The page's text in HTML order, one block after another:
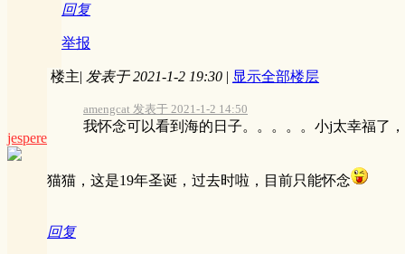
回复
举报
jespere
楼主| 发表于 2021-1-2 19:30 | 显示全部楼层
amengcat 发表于 2021-1-2 14:50
我怀念可以看到海的日子。。。。。小j太幸福了
猫猫，这是19年圣诞，过去时啦，目前只能怀念
回复